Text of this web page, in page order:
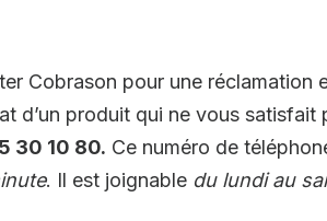
Cobrason pour une réclamation
d’un produit qui ne vous
30 10 80. Ce numéro de
. Il est joignable du lundi au